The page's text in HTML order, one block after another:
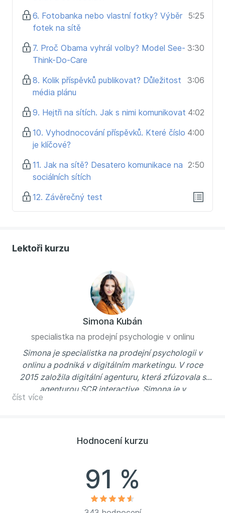
6. Fotobanka nebo vlastní fotky? Výběr
fotek na sítě
5:25
7. Proč Obama vyhrál volby? Model See-
Think-Do-Care
3:30
8. Kolik příspěvků publikovat? Důležitost
média plánu
3:06
9. Hejtři na sítích. Jak s nimi komunikovat 4:02
10. Vyhodnocování příspěvků. Které číslo
je klíčové?
4:00
11. Jak na sítě? Desatero komunikace na
sociálních sítích
2:50
12. Závěrečný test
Lektoři kurzu
Simona Kubán
specialistka na prodejní psychologie v onlinu
Simona je specialistka na prodejní psychologii v
onlinu a podniká v digitálním marketingu. V roce
2015 založila digitální agenturu, která zfúzovala s
agenturou SCR interactive. Simona je v
současnosti výkonnou ředitelkou SCR interactive.
řadě dlohodobých kampaní např. pro Hewlett
https://www.scrinteractive.sk
číst více
Hodnocení kurzu
91 %